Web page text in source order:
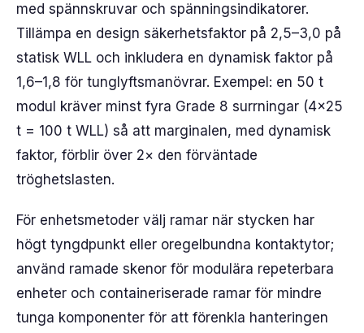
med spännskruvar och spänningsindikatorer.
Tillämpa en design säkerhetsfaktor på 2,5–3,0 på
statisk WLL och inkludera en dynamisk faktor på
1,6–1,8 för tunglyftsmanövrar. Exempel: en 50 t
modul kräver minst fyra Grade 8 surrningar (4×25
t = 100 t WLL) så att marginalen, med dynamisk
faktor, förblir över 2× den förväntade
tröghetslasten.
För enhetsmetoder välj ramar när stycken har
högt tyngdpunkt eller oregelbundna kontaktytor;
använd ramade skenor för modulära repeterbara
enheter och containeriserade ramar för mindre
tunga komponenter för att förenkla hanteringen